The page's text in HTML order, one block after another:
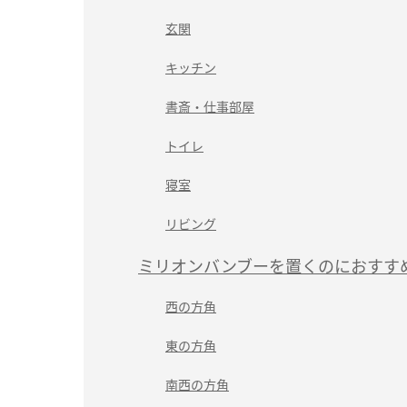
玄関
キッチン
書斎・仕事部屋
トイレ
寝室
リビング
ミリオンバンブーを置くのにおすす
西の方角
東の方角
南西の方角